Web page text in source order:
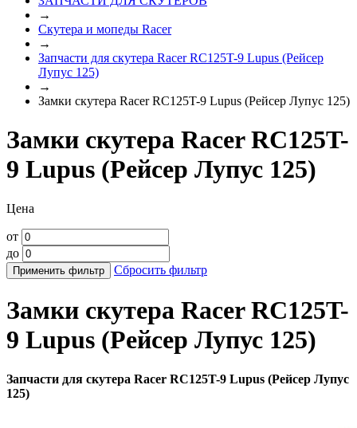
→
Скутера и мопеды Racer
→
Запчасти для скутера Racer RC125T-9 Lupus (Рейсер
Лупус 125)
→
Замки скутера Racer RC125T-9 Lupus (Рейсер Лупус 125)
Замки скутера Racer RC125T-
9 Lupus (Рейсер Лупус 125)
Цена
от
до
Применить фильтр Сбросить фильтр
Замки скутера Racer RC125T-
9 Lupus (Рейсер Лупус 125)
Запчасти для скутера Racer RC125T-9 Lupus (Рейсер Лупус
125)